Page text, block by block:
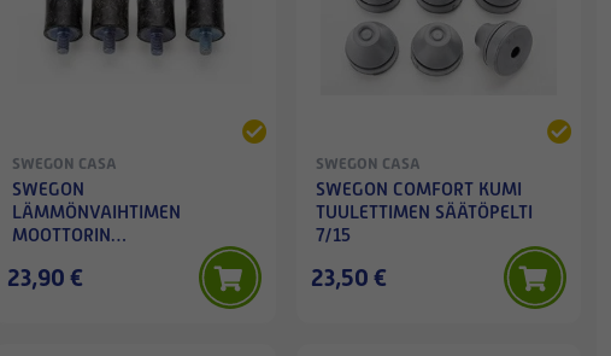
SWEGON CASA
SWEGON
LÄMMÖNVAIHTIMEN
MOOTTORIN
TÄRINÄNVAIMENNUSKUMIT
4KPL
23,90 €
SWEGON CASA
SWEGON COMFORT KUMI
TUULETTIMEN SÄÄTÖPELTI
7/15
23,50 €